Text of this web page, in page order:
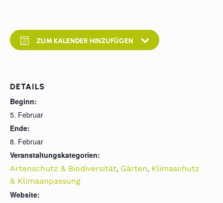
ZUM KALENDER HINZUFÜGEN
DETAILS
Beginn:
5. Februar
Ende:
8. Februar
Veranstaltungskategorien:
Artenschutz & Biodiversität, Gärten, Klimaschutz
& Klimaanpassung
Website: